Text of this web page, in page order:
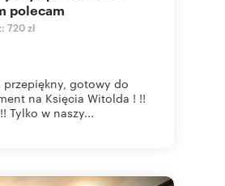
polecam
720 zł
gotowy do
na Księcia Witolda ! !!
Tylko w naszy...